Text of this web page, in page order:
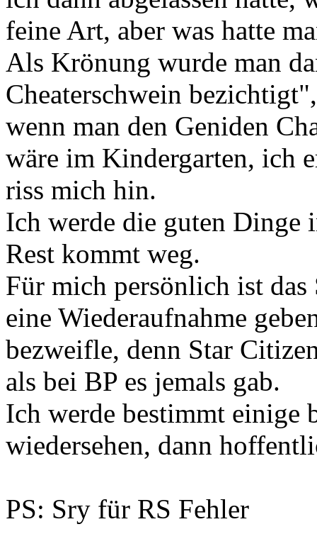
feine Art, aber was hatte
Als Krönung wurde man
Cheaterschwein
wenn man den Geniden
wäre im Kindergarten, ich
riss mich hin.
Ich werde die guten Dinge
Rest kommt weg.
Für mich persönlich ist
eine Wiederaufnahme
bezweifle, denn Star
als bei BP es jemals gab.
Ich werde bestimmt einige
wiedersehen, dann
PS: Sry für RS Fehler